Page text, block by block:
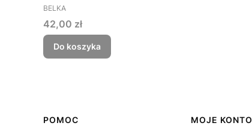
PRODUCENT
BELKA
Cena
42,00 zł
Do koszyka
Linki w stopce
POMOC MOJE KONTO